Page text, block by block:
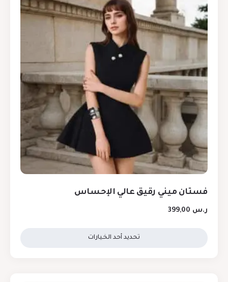
فستان ميني رقيق عالي الإحساس
ر.س
تحديد أحد الخيارات